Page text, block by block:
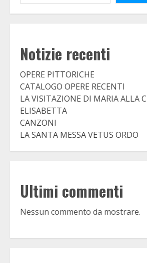
Notizie recenti
OPERE PITTORICHE
CATALOGO OPERE RECENTI
LA VISITAZIONE DI MARIA ALLA
ELISABETTA
CANZONI
LA SANTA MESSA VETUS ORDO
Ultimi commenti
Nessun commento da mostrare.